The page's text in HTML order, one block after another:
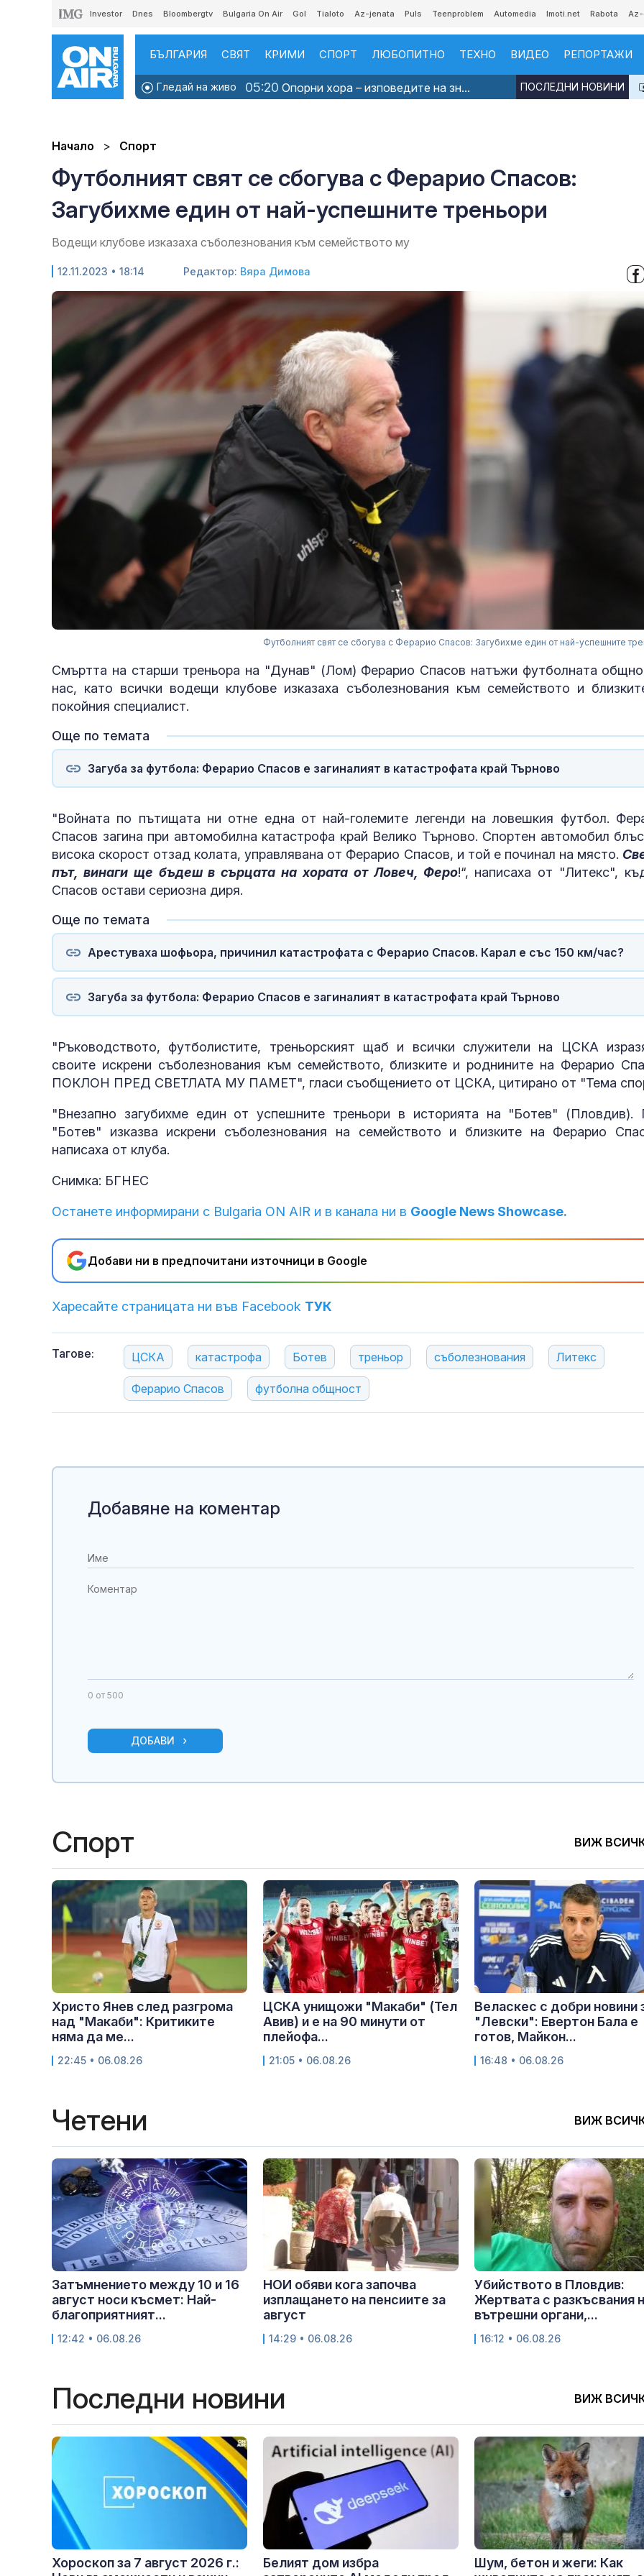
Investor Dnes Bloombergtv Bulgaria On Air Gol Tialoto Az-jenata Puls Teenproblem Automedia Imoti.net Rabota
БЪЛГАРИЯ СВЯТ КРИМИ СПОРТ ЛЮБОПИТНО ТЕХНО ВИДЕО РЕПОРТАЖИ
Гледай на живо 05:20 Опорни хора – изповедите на зн... ПОСЛЕДНИ НОВИНИ
Начало Спорт
Футболният свят се сбогува с Ферарио Спасов:
Загубихме един от най-успешните треньори
Водещи клубове изказаха съболезнования към семейството му
12.11.2023 • 18:14 Редактор: Вяра Димова
Футболният свят се сбогува с Ферарио Спасов: Загубихме един от най-успешните
Смъртта на старши треньора на "Дунав" (Лом) Ферарио Спасов натъжи футболната
нас, като всички водещи клубове изказаха съболезнования към семейството и
покойния специалист.
Още по темата
Загуба за футбола: Ферарио Спасов е загиналият в катастрофата край Търново
"Войната по пътищата ни отне една от най-големите легенди на ловешкия футбол.
Спасов загина при автомобилна катастрофа край Велико Търново. Спортен автомобил
висока скорост отзад колата, управлявана от Ферарио Спасов, и той е починал на място.
път, винаги ще бъдеш в сърцата на хората от Ловеч, Феро!“, написаха от "Литекс",
Спасов остави сериозна диря.
Още по темата
Арестуваха шофьора, причинил катастрофата с Ферарио Спасов. Карал е със 150 км/час?
Загуба за футбола: Ферарио Спасов е загиналият в катастрофата край Търново
"Ръководството, футболистите, треньорският щаб и всички служители на ЦСКА
своите искрени съболезнования към семейството, близките и роднините на Ферарио
ПОКЛОН ПРЕД СВЕТЛАТА МУ ПАМЕТ", гласи съобщението от ЦСКА, цитирано от "Тема
"Внезапно загубихме един от успешните треньори в историята на "Ботев"
"Ботев" изказва искрени съболезнования на семейството и близките на Ферарио
написаха от клуба.
Снимка: БГНЕС
Останете информирани с Bulgaria ON AIR и в канала ни в Google News Showcase.
Добави ни в предпочитани източници в Google
Харесайте страницата ни във Facebook ТУК
Тагове: ЦСКА катастрофа Ботев треньор съболезнования Литекс
Ферарио Спасов футболна общност
Днес се
журналиста и
Димитър
руски войник
Китай тества
опасни мисии:
полети под радара
Добавяне на коментар
0 от 500
ДОБАВИ
Спорт ВИЖ
Христо Янев след разгрома
над "Макаби": Критиките
няма да ме...
22:45 • 06.08.26
ЦСКА унищожи "Макаби" (Тел
Авив) и е на 90 минути от
плейофа...
21:05 • 06.08.26
Веласкес с добри новини
"Левски": Евертон Бала е
готов, Майкон...
16:48 • 06.08.26
Четени ВИЖ
Затъмнението между 10 и 16
август носи късмет: Най-
благоприятният...
12:42 • 06.08.26
НОИ обяви кога започва
изплащането на пенсиите за
август
14:29 • 06.08.26
Убийството в Пловдив:
Жертвата с разкъсвания
вътрешни органи,...
16:12 • 06.08.26
Последни новини ВИЖ
Хороскоп за 7 август 2026 г.:
Белият дом избра
Шум, бетон и жеги: Как